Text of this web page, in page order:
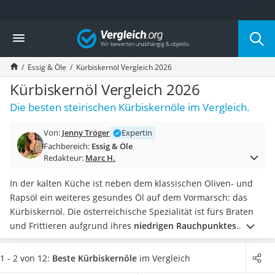
Die beliebtesten Vergleiche nach Kategorie
Lebensmittel
Schwarzkümmelöl
Knäckebrot
Schwarzkümmelöl-Kapseln
Manukahonig
Eiklar
Balsamico-Essig
Schwarzkümmelöl bio
Honig
Gemüsebrühe
Eiskaffee-Pulver
Irischer Whiskey
Grapefruitkernextrakt
Matcha-Set
Vergleich
Essig & Öle Kürbiskernöl Vergleich 2026
Kürbiskernöl Vergleich 2026
Die besten steirischen Kürbiskernöle im Vergleich.
Von: Jenny Tröger
Expertin
Fachbereich: Essig & Öle
Redakteur: Marc H.
In der kalten Küche ist neben dem klassischen Oliven- und
Rapsöl ein weiteres gesundes Öl auf dem Vormarsch: das
Kürbiskernöl. Die österreichische Spezialität ist fürs Braten
und Frittieren aufgrund ihres niedrigen Rauchpunktes
(120°C)allerdings nicht geeignet.Deswegen passt
Kürbiskernöl besonders gut in Salate und kalte Gerichte.
Bei
1 - 2 von 12: Beste Kürbiskernöle im Vergleich